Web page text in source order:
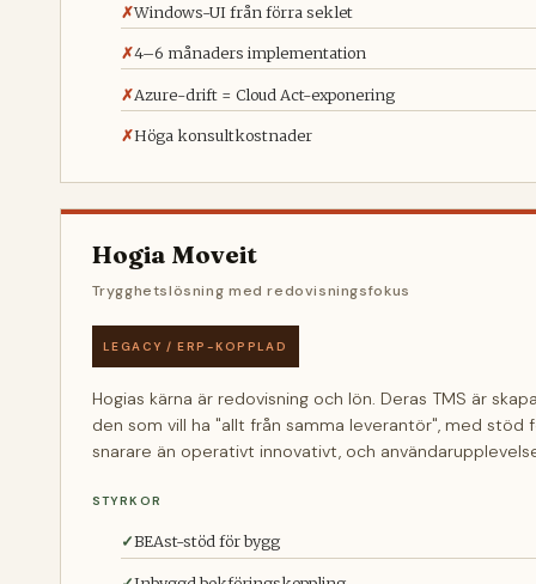
Windows-UI från förra seklet
4–6 månaders implementation
Azure-drift = Cloud Act-exponering
Höga konsultkostnader
Hogia Moveit
Trygghetslösning med redovisningsfokus
LEGACY / ERP-KOPPLAD
Hogias kärna är redovisning och lön. Deras TMS är
den som vill ha "allt från samma leverantör", med
snarare än operativt innovativt, och
STYRKOR
BEAst-stöd för bygg